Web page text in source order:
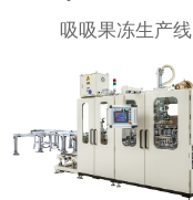
吸吸果冻生产线